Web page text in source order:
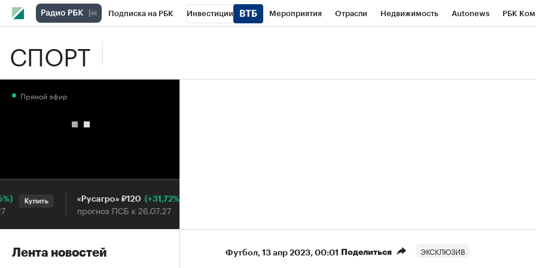
Подписка на РБК Инвестиции Мероприятия Отрасли Недвижимость Autonews РБК
СПОРТ
Футбол⁠, 13 апр 2023, 00:01 Поделиться ЭКСКЛЮЗИВ
Прямой эфир
Купить «Русагро» ₽120 (+31,72%)
прогноз ПСБ к 26.07.27
Купить
Лента новостей